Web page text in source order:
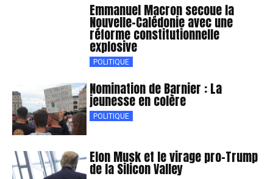
Emmanuel Macron secoue la
Nouvelle-Calédonie avec une
réforme constitutionnelle
explosive
POLITIQUE
Nomination de Barnier : La
jeunesse en colère
POLITIQUE
Elon Musk et le virage pro-Trump
de la Silicon Valley